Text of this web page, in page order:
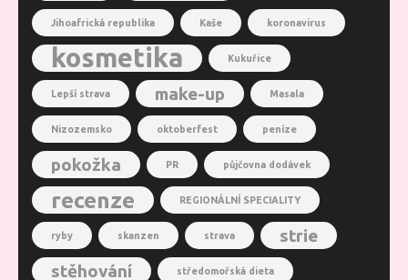
Jihoafrická republika Kaše koronavirus
kosmetika Kukuřice
Lepší strava make-up Masala
Nizozemsko oktoberfest peníze
pokožka PR půjčovna dodávek
recenze REGIONÁLNÍ SPECIALITY
ryby skanzen strava
strie
stěhování
středomořská dieta